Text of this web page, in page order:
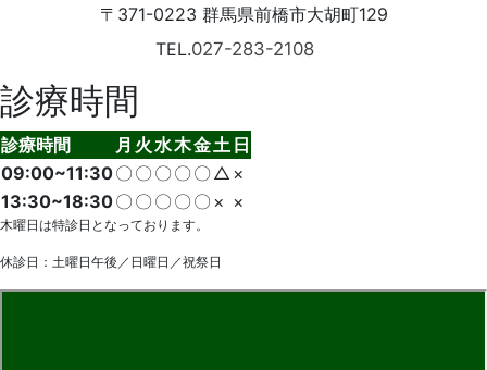
〒371-0223 群馬県前橋市大胡町129
TEL.027-283-2108
診療時間
診療時間 月 火 水木金土 日
09:00~11:30〇 〇 〇 〇 〇 △ ×
13:30~18:30〇 〇 〇 〇 〇 × ×
木曜日は特診日となっております。
休診日：土曜日午後／日曜日／祝祭日